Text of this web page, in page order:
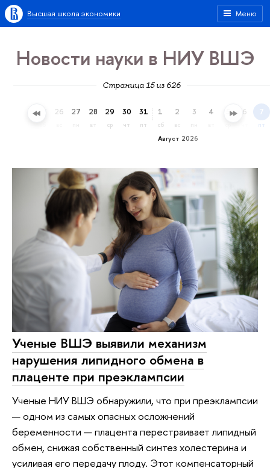
Меню
Высшая школа экономики
Новости науки в НИУ ВШЭ
Страница 15 из 626
25 26 27 28
вт
29
ср
30
чт
31
пт
Август 2026
1
сб
2
вс
3 4 5 6 7
пт
Ученые ВШЭ выявили механизм
нарушения липидного обмена в
плаценте при преэклампсии
Ученые НИУ ВШЭ обнаружили, что при преэклампсии
— одном из самых опасных осложнений
беременности — плацента перестраивает липидный
обмен, снижая собственный синтез холестерина и
усиливая его передачу плоду. Этот компенсаторный